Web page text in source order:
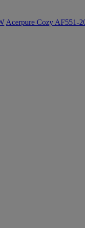
Acerpure Cozy AF551-